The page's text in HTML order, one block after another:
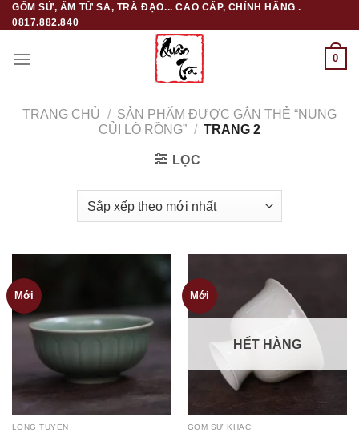
Skip
to
GỐM SỨ, ẤM TỬ SA, TRÀ ĐẠO... CAO CẤP, CHÍNH HÃNG .
0817.882.840
0
TRANG CHỦ / SẢN PHẨM ĐƯỢC GẮN THẺ “NUNG
CỦI LÒ RỒNG” / TRANG 2
LỌC
Mới
LONG TUYỀN
Mới
HẾT HÀNG
GỐM SỨ KHÁC